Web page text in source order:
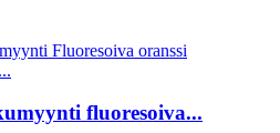
fluoresoiva...